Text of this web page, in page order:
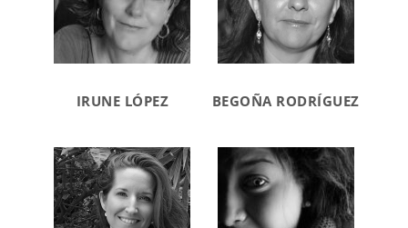
IRUNE LÓPEZ BEGOÑA RODRÍGUEZ